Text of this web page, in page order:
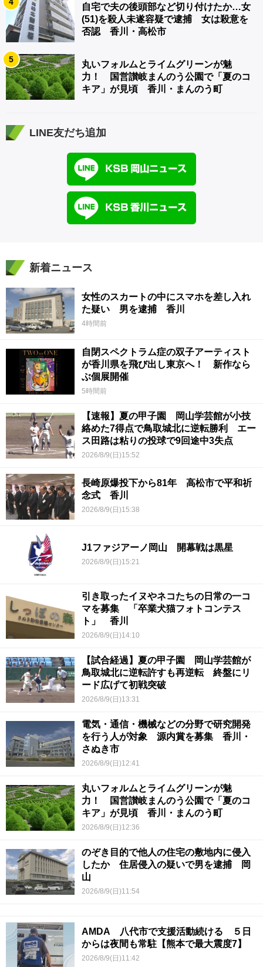
自宅で夫の後頭部など切り付けたか…女
(51)を殺人未遂容疑で逮捕 女は殺意を
否認 香川・高松市
5
丸いフォルムとライムグリーンが魅
力！ 国営讃岐まんのう公園で「夏のコ
キア」が見頃 香川・まんのう町
LINE友だち追加
新着ニュース
女性のスカートの中にスマホを差し入れ
た疑い 男を逮捕 香川
4時間前
自閉スペクトラム症の双子アーティスト
が香川県を飛び出し東京へ！ 新作なら
ぶ個展開催
5時間前
【速報】夏の甲子園 岡山学芸館が小技
絡めた7得点で鳥取城北に逆転勝利 エー
ス田路は粘りの投球で9回途中3失点
2026/8/9(日)15:52
長崎原爆投下から81年 高松市で平和祈
念式 香川
2026/8/9(日)15:38
J1ファジアーノ岡山 開幕戦は黒星
2026/8/9(日)15:21
引き取ったイヌやネコたちの日常の一コ
マを募集 「卒業犬猫フォトコンテス
ト」 香川
2026/8/9(日)14:10
【試合経過】夏の甲子園 岡山学芸館が
鳥取城北に逆転許すも再逆転 終盤にリ
ード広げて初戦突破
2026/8/9(日)13:31
電気・通信・機械などの分野で研究開発
を行う人が対象 源内賞を募集 香川・
さぬき市
2026/8/9(日)12:41
丸いフォルムとライムグリーンが魅
力！ 国営讃岐まんのう公園で「夏のコ
キア」が見頃 香川・まんのう町
2026/8/9(日)12:36
のぞき目的で他人の住宅の敷地内に侵入
したか 住居侵入の疑いで男を逮捕 岡
山
2026/8/9(日)11:54
AMDA 八代市で支援活動続ける ５日
からは夜間も常駐【熊本で最大震度7】
2026/8/9(日)11:42